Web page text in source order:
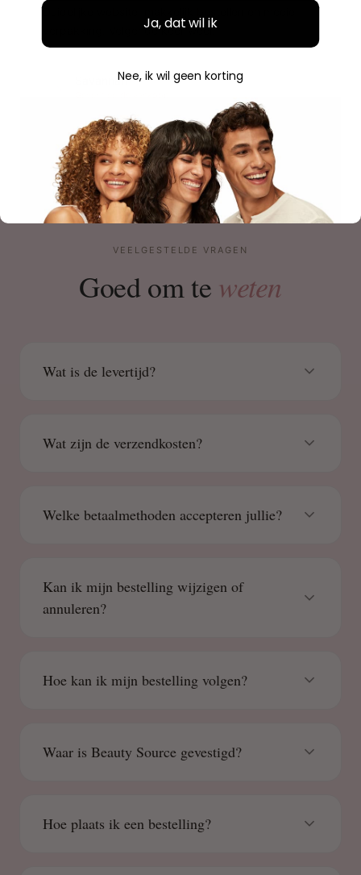
verpakking. Volgende keer weer.
Savannah
VEELGESTELDE VRAGEN
Goed om te weten
Wat is de levertijd?
Wat zijn de verzendkosten?
Welke betaalmethoden accepteren jullie?
Kan ik mijn bestelling wijzigen of
annuleren?
Hoe kan ik mijn bestelling volgen?
Waar is Beauty Source gevestigd?
Hoe plaats ik een bestelling?
Ja, dat wil ik
Nee, ik wil geen korting